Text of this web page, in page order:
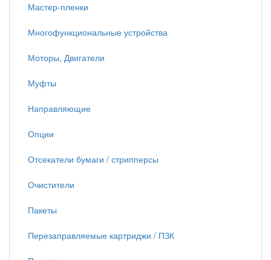
Мастер-пленки
Многофункциональные устройства
Моторы, Двигатели
Муфты
Направляющие
Опции
Отсекатели бумаги / стрипперсы
Очистители
Пакеты
Перезаправляемые картриджи / ПЗК